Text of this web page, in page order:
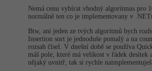
Databázový analytik
Copywriter
WordPress specialista
Návrh SW -80%
Algoritmy -41%
Umělá inteligence (AI) -10%
Nemá cenu vybírat vhodný algoritmus pro
normálně ten co je implementovany v
Btw, ani jeden ze tvých algoritmů bych
Insertion sort je jednoduše pomalý a na
rozsah čísel. V dnešní době se používa
máš pole, které má velikost v řádek
nějaký uvnitř, tak si rychle